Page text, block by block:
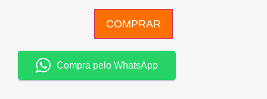
COMPRAR
Compra pelo WhatsApp